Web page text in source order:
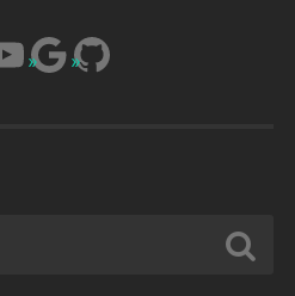
Google
GitHub